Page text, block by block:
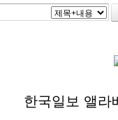
한국일보 앨라